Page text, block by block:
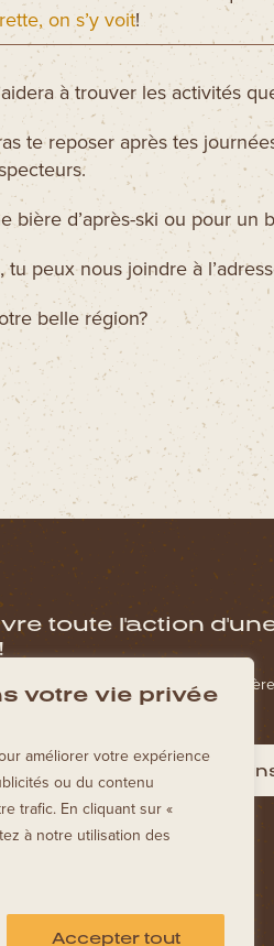
votre vie privée
améliorer votre expérience
ou du contenu
trafic. En cliquant sur «
à notre utilisation des
Accepter tout
on s’y voit!
à trouver les activités
te reposer après tes
bière d’après-ski ou pour
tu peux nous joindre à
belle région?
toute l'action
notre infolettre pour obtenir les